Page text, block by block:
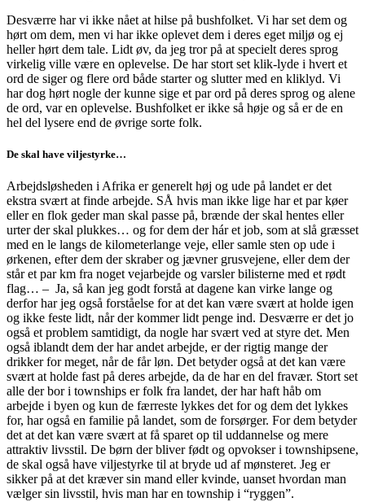
Desværre har vi ikke nået at hilse på bushfolket. Vi har set dem og
hørt om dem, men vi har ikke oplevet dem i deres eget miljø og ej
heller hørt dem tale. Lidt øv, da jeg tror på at specielt deres sprog
virkelig ville være en oplevelse. De har stort set klik-lyde i hvert et
ord de siger og flere ord både starter og slutter med en kliklyd. Vi
har dog hørt nogle der kunne sige et par ord på deres sprog og alene
de ord, var en oplevelse. Bushfolket er ikke så høje og så er de en
hel del lysere end de øvrige sorte folk.
De skal have viljestyrke…
Arbejdsløsheden i Afrika er generelt høj og ude på landet er det
ekstra svært at finde arbejde. SÅ hvis man ikke lige har et par køer
eller en flok geder man skal passe på, brænde der skal hentes eller
urter der skal plukkes… og for dem der hár et job, som at slå græsset
med en le langs de kilometerlange veje, eller samle sten op ude i
ørkenen, efter dem der skraber og jævner grusvejene, eller dem der
står et par km fra noget vejarbejde og varsler bilisterne med et rødt
flag… – Ja, så kan jeg godt forstå at dagene kan virke lange og
derfor har jeg også forståelse for at det kan være svært at holde igen
og ikke feste lidt, når der kommer lidt penge ind. Desværre er det jo
også et problem samtidigt, da nogle har svært ved at styre det. Men
også iblandt dem der har andet arbejde, er der rigtig mange der
drikker for meget, når de får løn. Det betyder også at det kan være
svært at holde fast på deres arbejde, da de har en del fravær. Stort set
alle der bor i townships er folk fra landet, der har haft håb om
arbejde i byen og kun de færreste lykkes det for og dem det lykkes
for, har også en familie på landet, som de forsørger. For dem betyder
det at det kan være svært at få sparet op til uddannelse og mere
attraktiv livsstil. De børn der bliver født og opvokser i townshipsene,
de skal også have viljestyrke til at bryde ud af mønsteret. Jeg er
sikker på at det kræver sin mand eller kvinde, uanset hvordan man
vælger sin livsstil, hvis man har en township i “ryggen”.